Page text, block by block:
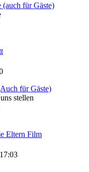
für Gäste)
für Gäste)
stellen
Eltern Film